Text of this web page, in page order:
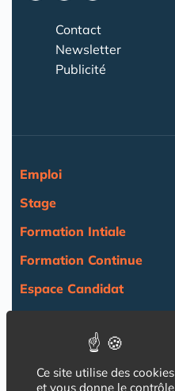
Contact
Newsletter
Publicité
Emploi
Stage
Formation Intiale
Formation Continue
Espace Candidat
Agenda
Ce site utilise des cookies
et vous donne le contrôle